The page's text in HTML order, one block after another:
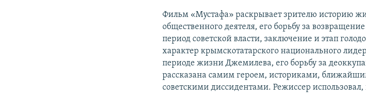
Фильм «Мустафа» раскрывает зрителю историю
общественного деятеля, его борьбу за
период советской власти, заключение и этап
характер крымскотатарского национального
периоде жизни Джемилева, его борьбу за
рассказана самим героем, историками,
советскими диссидентами. Режиссер